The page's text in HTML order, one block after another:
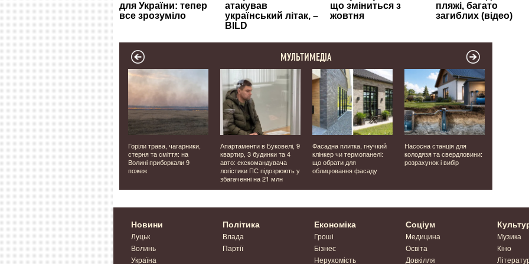
МУЛЬТИМЕДІА
Поки довкола всі
відпочивають, вони на
сторожі. Як на Світязі
працює водна поліція
Горіли трава, чагарники,
стерня та сміття: на
Волині приборкали 9
пожеж
Апартаменти в Буковелі, 9
квартир, 3 будинки та 4
авто: екскомандувача
логістики ПС підозрюють у
збагаченні на 21 млн
Фасадна плитка, гнучкий
клінкер чи термопанелі:
що обрати для
облицювання фасаду
Насосна станція для
колодязя та свердловини:
розрахунок і вибір
Новини
Луцьк
Волинь
Україна
Політика
Влада
Партії
Економіка
Гроші
Бізнес
Нерухомість
Соціум
Медицина
Освіта
Довкілля
Музика
Кіно